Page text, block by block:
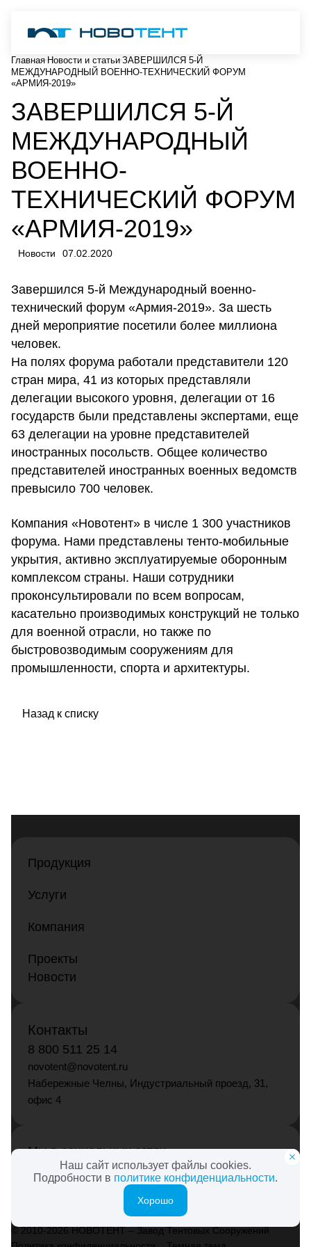
Главная Новости и статьи ЗАВЕРШИЛСЯ 5-Й
МЕЖДУНАРОДНЫЙ ВОЕННО-ТЕХНИЧЕСКИЙ ФОРУМ
«АРМИЯ-2019»
ЗАВЕРШИЛСЯ 5-Й
МЕЖДУНАРОДНЫЙ
ВОЕННО-
ТЕХНИЧЕСКИЙ ФОРУМ
«АРМИЯ-2019»
Новости 07.02.2020
Завершился 5-й Международный военно-
технический форум «Армия-2019». За шесть
дней мероприятие посетили более миллиона
человек.
На полях форума работали представители 120
стран мира, 41 из которых представляли
делегации высокого уровня, делегации от 16
государств были представлены экспертами, еще
63 делегации на уровне представителей
иностранных посольств. Общее количество
представителей иностранных военных ведомств
превысило 700 человек.
Компания «Новотент» в числе 1 300 участников
форума. Нами представлены тенто-мобильные
укрытия, активно эксплуатируемые оборонным
комплексом страны. Наши сотрудники
проконсультировали по всем вопросам,
касательно производимых конструкций не только
для военной отрасли, но также по
быстровозводимым сооружениям для
промышленности, спорта и архитектуры.
Назад к списку
Наш сайт использует файлы cookies.
Подробности в политике конфиденциальности.
Хорошо
Продукция
Услуги
Компания
Проекты
Новости
Контакты
8 800 511 25 14
novotent@novotent.ru
Набережные Челны, Индустриальный проезд, 31,
офис 4
Мы в социальных сетях
© 2010-2026 НОВОТЕНТ – Завод Тентовых Сооружений